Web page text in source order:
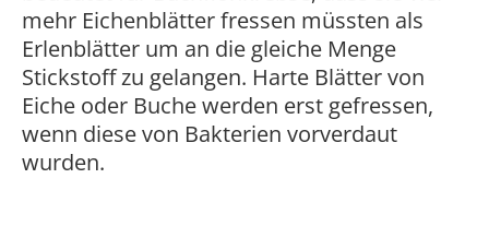
mehr Eichenblätter fressen müssten als
Erlenblätter um an die gleiche Menge
Stickstoff zu gelangen. Harte Blätter von
Eiche oder Buche werden erst gefressen,
wenn diese von Bakterien vorverdaut
wurden.